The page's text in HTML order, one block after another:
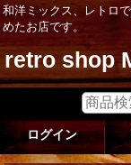
和洋ミックス、レトロ
めたお店です。
retro shop
ログイン